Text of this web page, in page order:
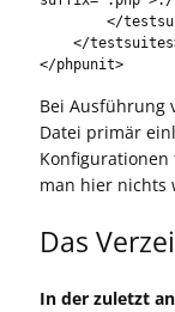
        </testsuite>
    </testsuites>
</phpunit>
Bei Ausführung
Datei primär
man hier nichts
Das
In der zuletzt